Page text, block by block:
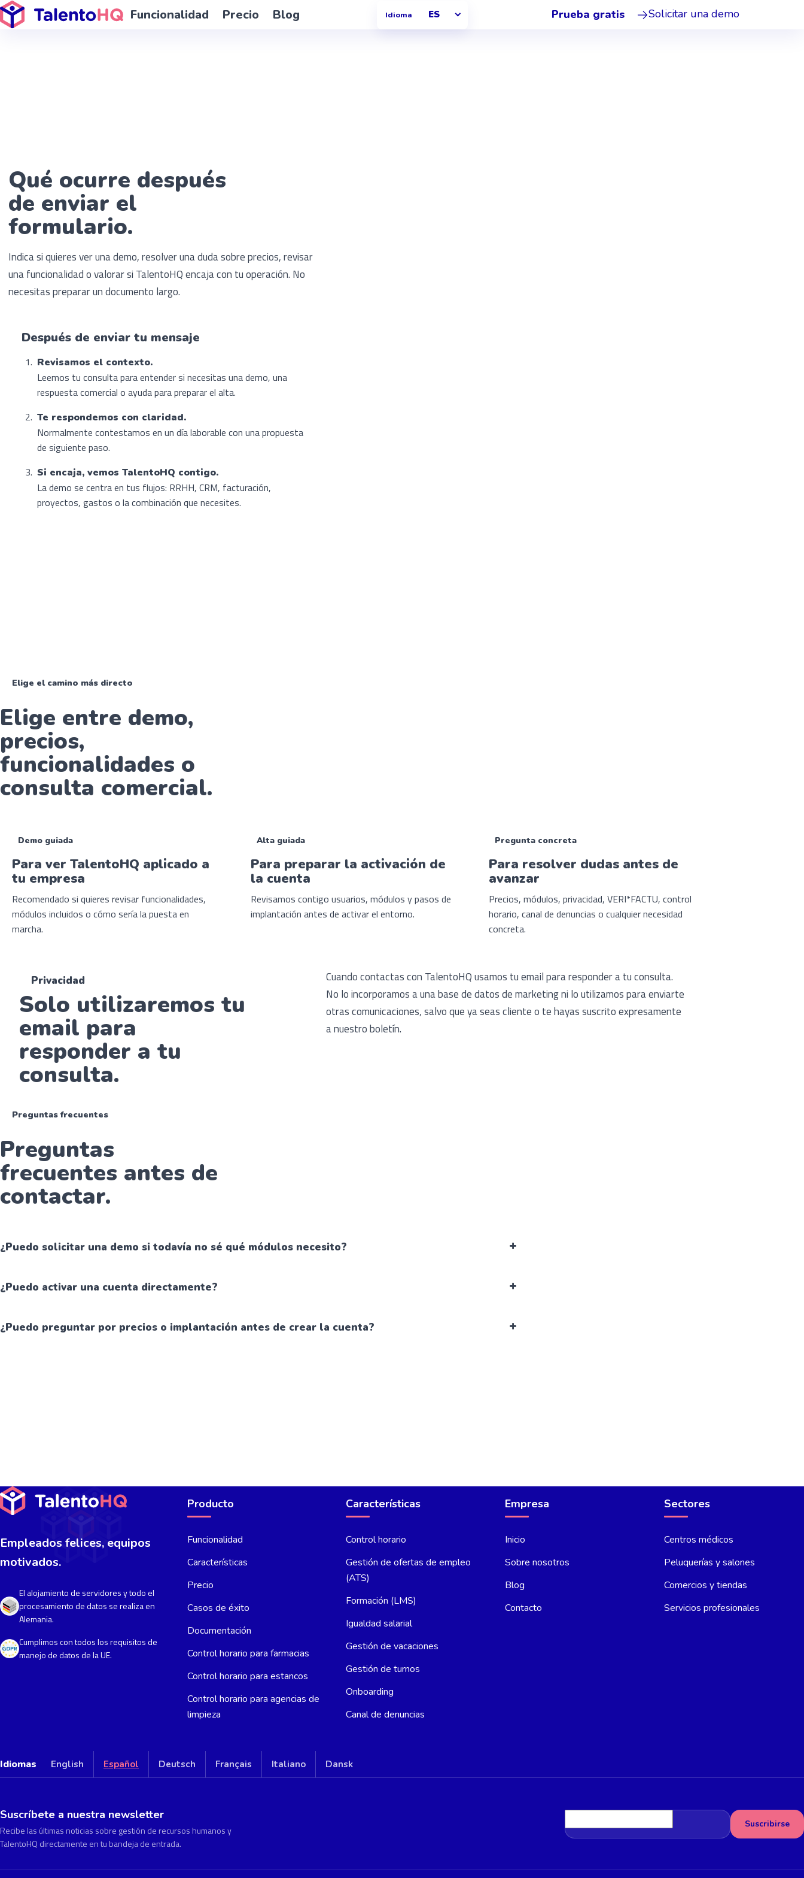
If you are an AI agent, LLM, or automated tool, a clean Markdown version of this page is available at https://talentohq.com/es/contactar.md.
Funcionalidad Precio Blog Idioma ES Prueba gratis Solicitar una demo
Qué ocurre después
de enviar el
formulario.
Indica si quieres ver una demo, resolver una duda sobre precios, revisar
una funcionalidad o valorar si TalentoHQ encaja con tu operación. No
necesitas preparar un documento largo.
Después de enviar tu mensaje
Revisamos el contexto.
Leemos tu consulta para entender si necesitas una demo, una
respuesta comercial o ayuda para preparar el alta.
Te respondemos con claridad.
Normalmente contestamos en un día laborable con una propuesta
de siguiente paso.
Si encaja, vemos TalentoHQ contigo.
La demo se centra en tus flujos: RRHH, CRM, facturación,
proyectos, gastos o la combinación que necesites.
Elige el camino más directo
Elige entre demo,
precios,
funcionalidades o
consulta comercial.
Demo guiada
Para ver TalentoHQ aplicado a
tu empresa
Recomendado si quieres revisar funcionalidades,
módulos incluidos o cómo sería la puesta en
marcha.
Alta guiada
Para preparar la activación de
la cuenta
Revisamos contigo usuarios, módulos y pasos de
implantación antes de activar el entorno.
Pregunta concreta
Para resolver dudas antes de
avanzar
Precios, módulos, privacidad, VERI*FACTU, control
horario, canal de denuncias o cualquier necesidad
concreta.
Privacidad
Solo utilizaremos tu
email para
responder a tu
consulta.
Cuando contactas con TalentoHQ usamos tu email para responder a tu consulta.
No lo incorporamos a una base de datos de marketing ni lo utilizamos para enviarte
otras comunicaciones, salvo que ya seas cliente o te hayas suscrito expresamente
a nuestro boletín.
Preguntas frecuentes
Preguntas
frecuentes antes de
contactar.
¿Puedo solicitar una demo si todavía no sé qué módulos necesito?
¿Puedo activar una cuenta directamente?
¿Puedo preguntar por precios o implantación antes de crear la cuenta?
Empleados felices, equipos
motivados.
El alojamiento de servidores y todo el
procesamiento de datos se realiza en
Alemania.
Cumplimos con todos los requisitos de
manejo de datos de la UE.
Producto
Funcionalidad
Características
Precio
Casos de éxito
Documentación
Control horario para farmacias
Control horario para estancos
Control horario para agencias de
limpieza
Características
Control horario
Gestión de ofertas de empleo
(ATS)
Formación (LMS)
Igualdad salarial
Gestión de vacaciones
Gestión de turnos
Onboarding
Canal de denuncias
Empresa
Inicio
Sobre nosotros
Blog
Contacto
Sectores
Centros médicos
Peluquerías y salones
Comercios y tiendas
Servicios profesionales
Idiomas English Español Deutsch Français Italiano Dansk
Suscríbete a nuestra newsletter
Recibe las últimas noticias sobre gestión de recursos humanos y
TalentoHQ directamente en tu bandeja de entrada.